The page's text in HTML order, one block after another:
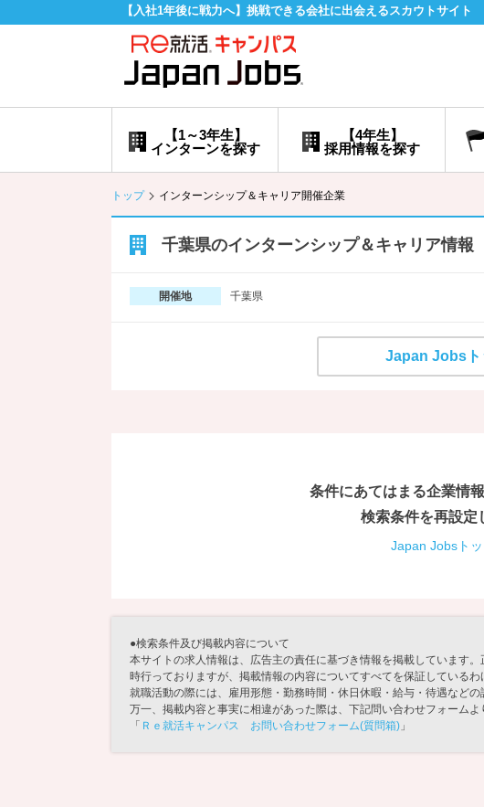
【入社1年後に戦力へ】挑戦できる会社に出会えるスカウトサイト
【4年生】
採用情報を探す
【1～3年生】
インターンを探す
トップ インターンシップ＆キャリア開催企業
千葉県のインターンシップ＆キャリア情報
開催地 千葉県
Japan Jobsト
条件にあてはまる企業情
検索条件を再設定
Japan Jobsト
●検索条件及び掲載内容について
本サイトの求人情報は、広告主の責任に基づき情報を掲載しています
時行っておりますが、掲載情報の内容についてすべてを保証しているわ
就職活動の際には、雇用形態・勤務時間・休日休暇・給与・待遇など
万一、掲載内容と事実に相違があった際は、下記問い合わせフォーム
「 Ｒｅ就活キャンパス お問い合わせフォーム(質問箱) 」